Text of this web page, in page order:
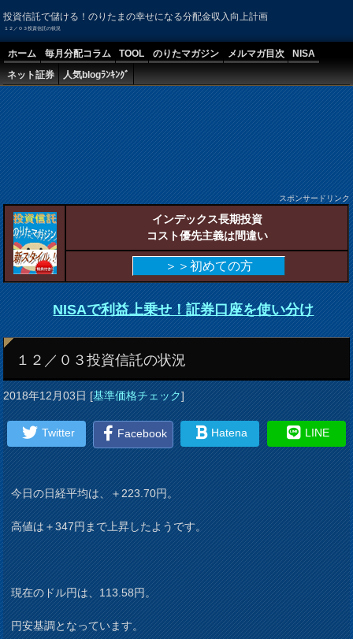
投資信託で儲ける！のりたまの幸せになる分配金収入向上計画
１２／０３投資信託の状況
ホーム 毎月分配コラム TOOL のりたマガジン メルマガ目次
NISA
ネット証券
人気blogﾗﾝｷﾝｸﾞ
スポンサードリンク
インデックス長期投資
コスト優先主義は間違い
＞＞初めての方
NISAで利益上乗せ！証券口座を使い分け
１２／０３投資信託の状況
2018年12月03日[基準価格チェック]
Twitter Facebook Hatena LINE
今日の日経平均は、＋223.70円。
高値は＋347円まで上昇したようです。
現在のドル円は、113.58円。
円安基調となっています。